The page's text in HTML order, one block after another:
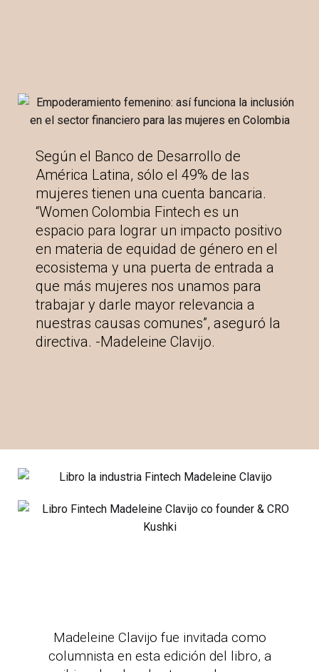
Según el Banco de Desarrollo de
América Latina, sólo el 49% de las
mujeres tienen una cuenta bancaria.
“Women Colombia Fintech es un
espacio para lograr un impacto positivo
en materia de equidad de género en el
ecosistema y una puerta de entrada a
que más mujeres nos unamos para
trabajar y darle mayor relevancia a
nuestras causas comunes”, aseguró la
directiva. -Madeleine Clavijo.
Madeleine Clavijo fue invitada como
columnista en esta edición del libro, a